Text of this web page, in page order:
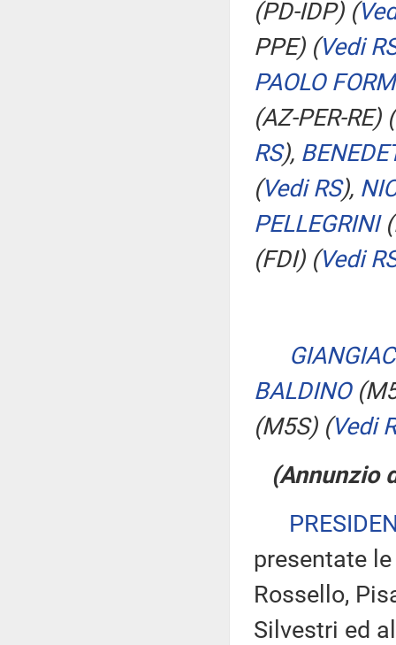
(PD-IDP) (
PPE) (Vedi
PAOLO
(AZ-PER-RE) (
RS),
(Vedi RS),
PELLEGRINI
(FDI) (Vedi
BALDINO
(M5S) (Vedi
(Annunzio
presentate
Rossello,
Silvestri ed